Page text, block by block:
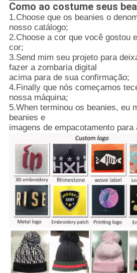
Como ao costume seus
1.Choose que os beanies o
nosso catálogo;
2.Choose a cor que você gostou
cor;
3.Send mim seu projeto para
fazer a zombaria digital
acima para de sua confirmação;
4.Finally que nós começamos
nossa máquina;
5.When terminou os beanies, eu
beanies e
imagens de empacotamento para